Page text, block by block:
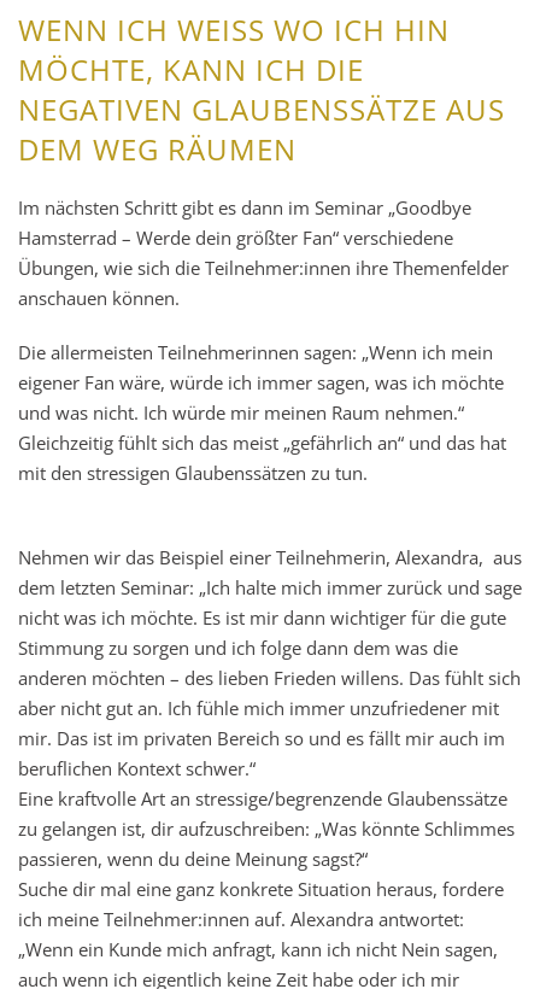
WENN ICH WEISS WO ICH HIN M
ÖCHTE, KANN ICH DIE N
EGATIVEN GLAUBENSSÄTZE AUS D
EM WEG RÄUMEN
Im nächsten Schritt gibt es dann im Seminar „Goodbye
Hamsterrad – Werde dein größter Fan“ verschiedene
Übungen, wie sich die Teilnehmer:innen ihre Themenfelder
anschauen können.
Die allermeisten Teilnehmerinnen sagen: „Wenn ich mein
eigener Fan wäre, würde ich immer sagen, was ich möchte
und was nicht. Ich würde mir meinen Raum nehmen.“
Gleichzeitig fühlt sich das meist „gefährlich an“ und das hat
mit den stressigen Glaubenssätzen zu tun.
Nehmen wir das Beispiel einer Teilnehmerin, Alexandra, aus
dem letzten Seminar: „Ich halte mich immer zurück und sage
nicht was ich möchte. Es ist mir dann wichtiger für die gute
Stimmung zu sorgen und ich folge dann dem was die
anderen möchten – des lieben Frieden willens. Das fühlt sich
aber nicht gut an. Ich fühle mich immer unzufriedener mit
mir. Das ist im privaten Bereich so und es fällt mir auch im
beruflichen Kontext schwer.“
Eine kraftvolle Art an stressige/begrenzende Glaubenssätze
zu gelangen ist, dir aufzuschreiben: „Was könnte Schlimmes
passieren, wenn du deine Meinung sagst?“
Suche dir mal eine ganz konkrete Situation heraus, fordere
ich meine Teilnehmer:innen auf. Alexandra antwortet:
„Wenn ein Kunde mich anfragt, kann ich nicht Nein sagen,
auch wenn ich eigentlich keine Zeit habe oder ich mir